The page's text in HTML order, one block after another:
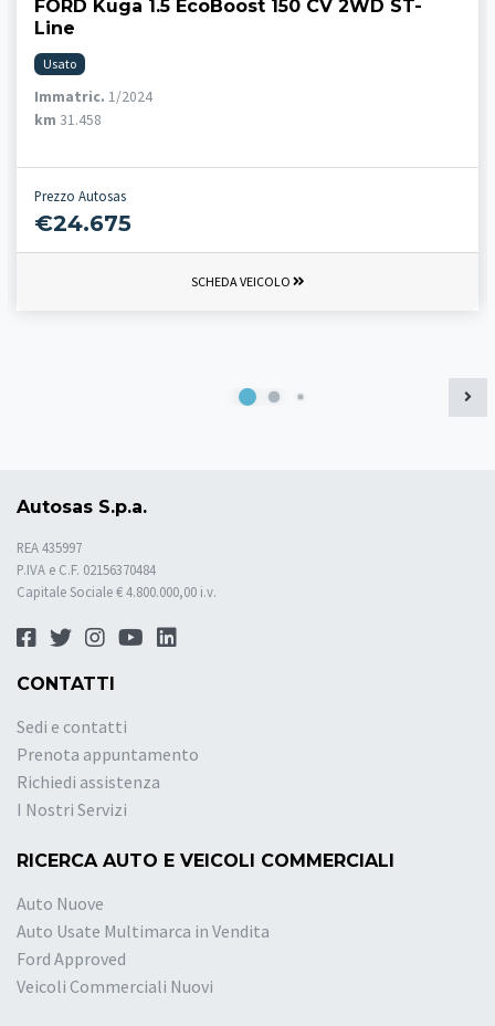
FORD Kuga 1.5 EcoBoost 150 CV 2WD ST-
Line
Usato
Immatric. 1/2024
km 31.458
Prezzo Autosas
€24.675
SCHEDA VEICOLO
Autosas S.p.a.
REA 435997
P.IVA e C.F. 02156370484
Capitale Sociale € 4.800.000,00 i.v.
CONTATTI
Sedi e contatti
Prenota appuntamento
Richiedi assistenza
I Nostri Servizi
RICERCA AUTO E VEICOLI COMMERCIALI
Auto Nuove
Auto Usate Multimarca in Vendita
Ford Approved
Veicoli Commerciali Nuovi